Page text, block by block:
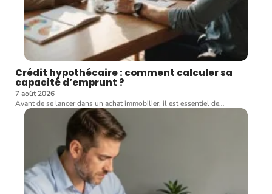
Crédit hypothécaire : comment calculer sa
capacité d’emprunt ?
7 août 2026
Avant de se lancer dans un achat immobilier, il est essentiel de…